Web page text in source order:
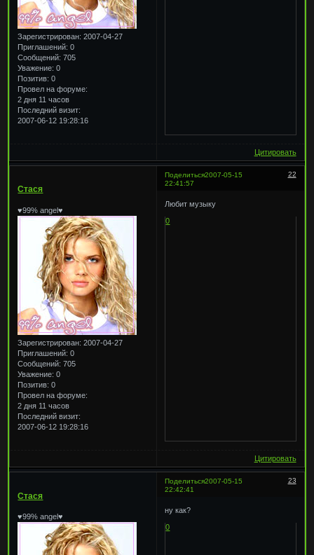
Зарегистрирован: 2007-04-27
Приглашений: 0
Сообщений: 705
Уважение: 0
Позитив: 0
Провел на форуме:
2 дня 11 часов
Последний визит:
2007-06-12 19:28:16
Цитировать
Поделиться 22
2007-05-15
22:41:57
Стася
♥99% angel♥
Зарегистрирован: 2007-04-27
Приглашений: 0
Сообщений: 705
Уважение: 0
Позитив: 0
Провел на форуме:
2 дня 11 часов
Последний визит:
2007-06-12 19:28:16
Любит музыку
0
Цитировать
Поделиться 23
2007-05-15
22:42:41
Стася
♥99% angel♥
ну как?
0